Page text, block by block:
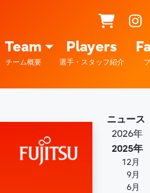
Team
チーム概要
Players
選手・スタッフ紹介
ニュース
2026年
2025年
12月
9月
6月